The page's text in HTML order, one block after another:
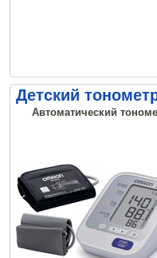
Детский
Автоматический